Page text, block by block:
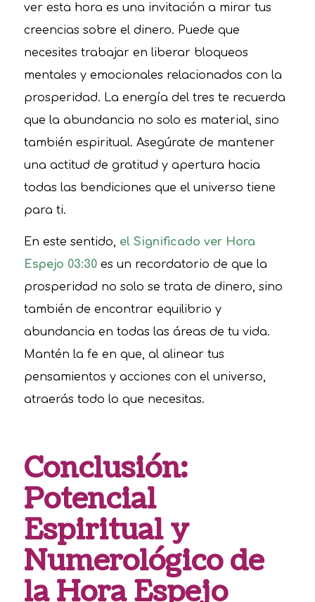
ver esta hora es una invitación a mirar tus
creencias sobre el dinero. Puede que
necesites trabajar en liberar bloqueos
mentales y emocionales relacionados con la
prosperidad. La energía del tres te recuerda
que la abundancia no solo es material, sino
también espiritual. Asegúrate de mantener
una actitud de gratitud y apertura hacia
todas las bendiciones que el universo tiene
para ti.
En este sentido, el Significado ver Hora
Espejo 03:30es un recordatorio de que la
prosperidad no solo se trata de dinero, sino
también de encontrar equilibrio y
abundancia en todas las áreas de tu vida.
Mantén la fe en que, al alinear tus
pensamientos y acciones con el universo,
atraerás todo lo que necesitas.
Conclusión:
Potencial
Espiritual y
Numerológico de
la Hora Espejo